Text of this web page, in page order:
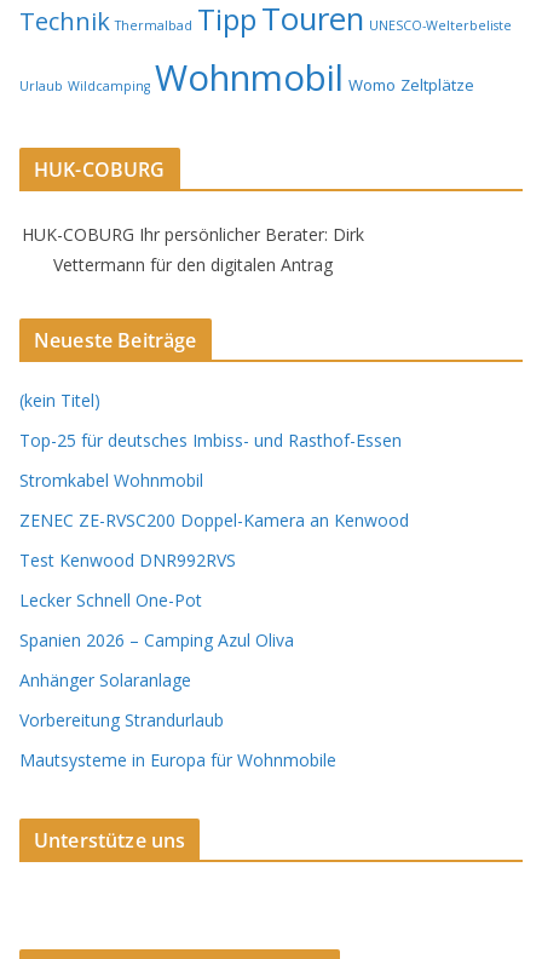
Technik Thermalbad TippTouren UNESCO-Welterbeliste
Urlaub Wildcamping Wohnmobil Womo Zeltplätze
HUK-COBURG
HUK-COBURG Ihr persönlicher Berater: Dirk
Vettermann für den digitalen Antrag
Neueste Beiträge
(kein Titel)
Top-25 für deutsches Imbiss- und Rasthof-Essen
Stromkabel Wohnmobil
ZENEC ZE-RVSC200 Doppel-Kamera an Kenwood
Test Kenwood DNR992RVS
Lecker Schnell One-Pot
Spanien 2026 – Camping Azul Oliva
Anhänger Solaranlage
Vorbereitung Strandurlaub
Mautsysteme in Europa für Wohnmobile
Unterstütze uns